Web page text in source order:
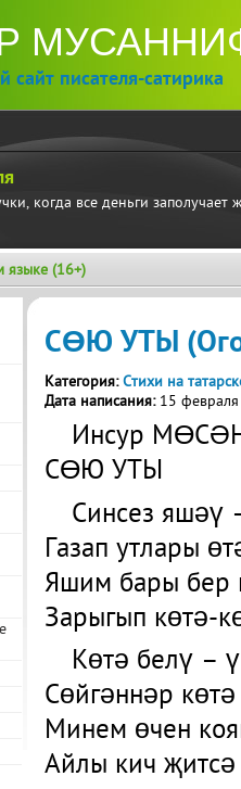
писателя-сатирика
когда все деньги заполучает
языке (16+)
СӨЮ УТЫ
Категория:Стихи на
Дата написания: 15
Инсур
СӨЮ УТЫ
Синсез яшәү
Газап утлары
Яшим бары бер
Зарыгып көтә-
Көтә белү –
Сөйгәннәр
Минем өчен
Айлы кич җитсә